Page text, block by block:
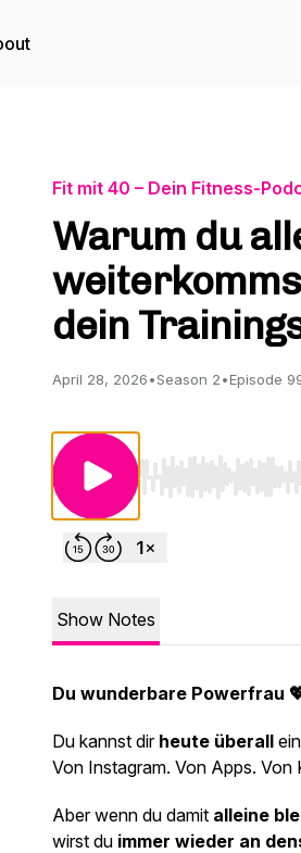
Fit mit 40 – Dein Fitness-
Warum du
dein
April 28, 2026•Season 2•Episode
Use Left/Right to
Show Notes
Du wunderbare Powerfrau
Du kannst dir heute überall
Von Instagram. Von Apps. Von
Aber wenn du damit alleine
wirst du immer wieder an